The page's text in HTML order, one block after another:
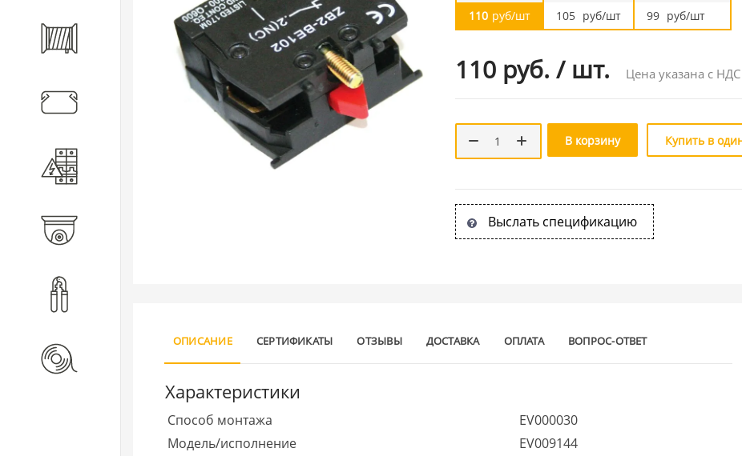
Кабеленесущие системы
110 руб/шт
105 руб/шт
99 руб/шт
110 руб. / шт. Цена указана с НДС
В корзину Купить в
Выслать спецификацию
ОПИСАНИЕ СЕРТИФИКАТЫ ОТЗЫВЫ ДОСТАВКА ОПЛАТА ВОПРОС-ОТВЕТ
Характеристики
Способ монтажа
EV000030
Модель/исполнение
EV009144